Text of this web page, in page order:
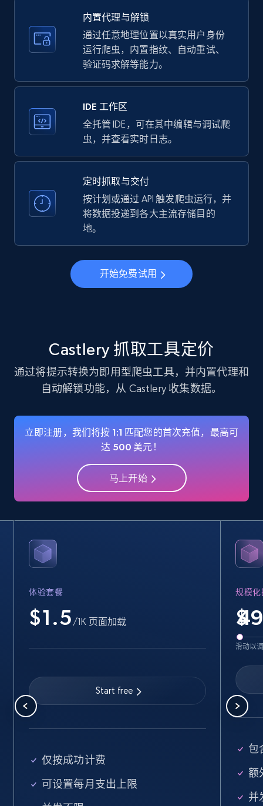
price, Currency, Availability, Reviews count, and
more.
5.7K+
LinkedIn company information
ID, Name, Country code, Locations, Followers,
Employees in linkedin, About, Specialties, and
33.6K+ 3.5K+ 注册使用
Instagram - Profiles
Account, Fbid, ID, Followers, Posts count, Is
business account, Is professional account, Is
Instagram - Profiles - Collect profile
business account, Is professional account, Is
verified, and more.
3.5K+ 注册使用
Crunchbase companies information
Name, URL, ID, Cb rank, Region, About,
Industries, Operating status, and more.
Searching data by keyword
Name, URL, ID, Cb rank, Region, About,
Industries, Operating status, and more.
内置代理与解锁
通过任意地理位置以真实用户身份
运行爬虫，内置指纹、自动重试、
验证码求解等能力。
IDE 工作区
全托管 IDE，可在其中编辑与调试爬
虫，并查看实时日志。
定时抓取与交付
按计划或通过 API 触发爬虫运行，并
将数据投递到各大主流存储目的
地。
开始免费试用
Castlery 抓取工具定价
通过将提示转换为即用型爬虫工具，并内置代理和
自动解锁功能，从 Castlery 收集数据。
立即注册，我们将按 1:1 匹配您的首次充值，最高可
达 500 美元！
马上开始
体验套餐
$1.5 /1K 页面加载
Start free
仅按成功计费
可设置每月支出上限
规模化
$
滑动以
包
额
并